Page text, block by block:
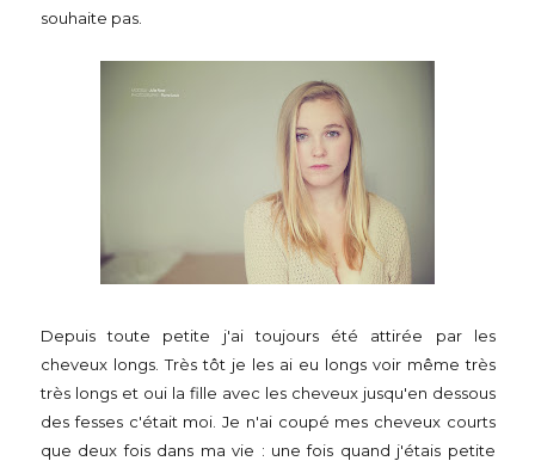
souhaite pas.
Depuis toute petite j'ai toujours été attirée par les
cheveux longs. Très tôt je les ai eu longs voir même très
très longs et oui la fille avec les cheveux jusqu'en dessous
des fesses c'était moi. Je n'ai coupé mes cheveux courts
que deux fois dans ma vie : une fois quand j'étais petite